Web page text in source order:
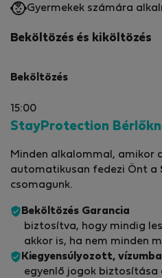
Gyermekek számára
Beköltözés és kiköltözés
Beköltözés
15:00
StayProtection
Minden alkalommal, amikor
automatikusan fedezi Önt a
csomagunk.
Beköltözés Garancia
biztosítva, hogy mindig
akkor is, ha nem minden
Kiegyensúlyozott,
egyenlő jogok biztosítása